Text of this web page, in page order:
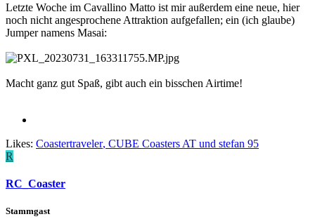
Letzte Woche im Cavallino Matto ist mir außerdem eine neue, hier
noch nicht angesprochene Attraktion aufgefallen; ein (ich glaube)
Jumper namens Masai:
Macht ganz gut Spaß, gibt auch ein bisschen Airtime!
Likes: Coastertraveler, CUBE Coasters AT und stefan 95
R
RC_Coaster
Stammgast